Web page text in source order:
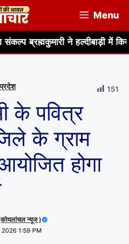
Menu
ने हल्दीबाड़ी में किया आयोजन
151
के पवित्र
के ग्राम
होगा
न्यूज )
1:59 PM